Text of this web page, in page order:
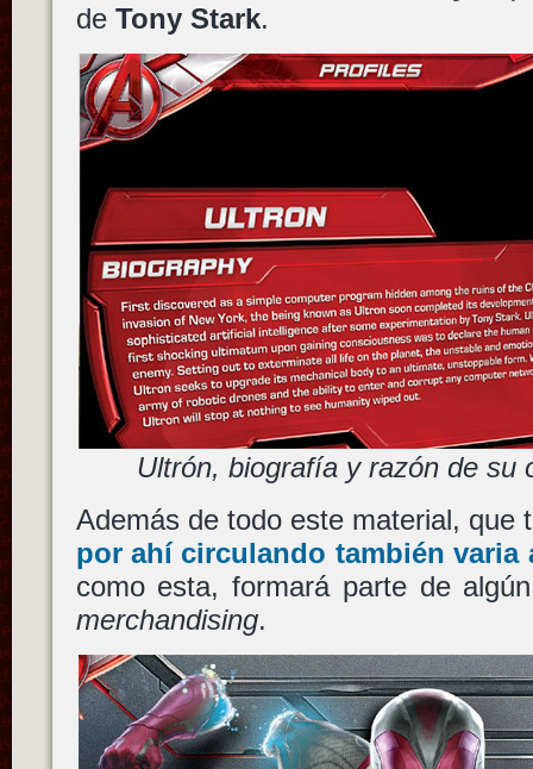
de Tony Stark.
Ultrón, biografía y razón de su
Además de todo este material, que
por ahí circulando también varia
como esta, formará parte de
merchandising.